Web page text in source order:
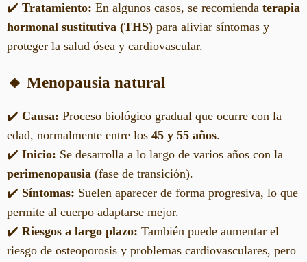
✔️ Tratamiento: En algunos casos, se recomienda terapia
hormonal sustitutiva (THS) para aliviar síntomas y
proteger la salud ósea y cardiovascular.
🔹 Menopausia natural
✔️ Causa: Proceso biológico gradual que ocurre con la
edad, normalmente entre los 45 y 55 años.
✔️ Inicio: Se desarrolla a lo largo de varios años con la
perimenopausia (fase de transición).
✔️ Síntomas: Suelen aparecer de forma progresiva, lo que
permite al cuerpo adaptarse mejor.
✔️ Riesgos a largo plazo: También puede aumentar el
riesgo de osteoporosis y problemas cardiovasculares, pero